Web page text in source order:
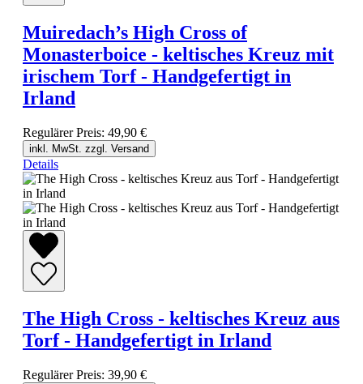
Muiredach’s High Cross of
Monasterboice - keltisches Kreuz mit
irischem Torf - Handgefertigt in
Irland
Regulärer Preis: 49,90 €
inkl. MwSt. zzgl. Versand
Details
The High Cross - keltisches Kreuz aus
Torf - Handgefertigt in Irland
Regulärer Preis: 39,90 €